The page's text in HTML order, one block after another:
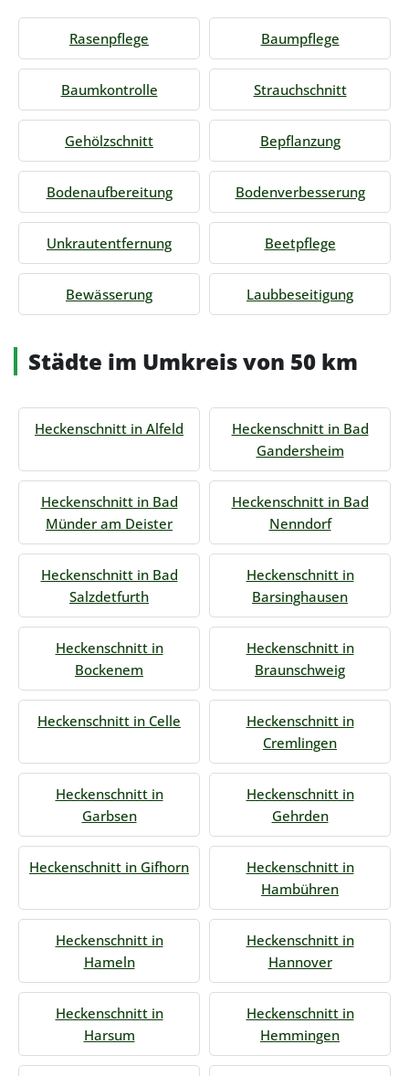
Rasenpflege Baumpflege
Baumkontrolle Strauchschnitt
Gehölzschnitt Bepflanzung
Bodenaufbereitung Bodenverbesserung
Unkrautentfernung Beetpflege
Bewässerung Laubbeseitigung
Städte im Umkreis von 50 km
Heckenschnitt in Alfeld
Heckenschnitt in Bad
Gandersheim
Heckenschnitt in Bad
Münder am Deister
Heckenschnitt in Bad
Nenndorf
Heckenschnitt in Bad
Salzdetfurth
Heckenschnitt in
Barsinghausen
Heckenschnitt in
Bockenem
Heckenschnitt in
Braunschweig
Heckenschnitt in Celle
Heckenschnitt in
Cremlingen
Heckenschnitt in
Garbsen
Heckenschnitt in
Gehrden
Heckenschnitt in Gifhorn
Heckenschnitt in
Hambühren
Heckenschnitt in
Hameln
Heckenschnitt in
Hannover
Heckenschnitt in
Harsum
Heckenschnitt in
Hemmingen